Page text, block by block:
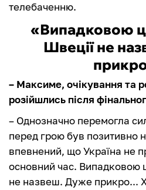
телебаченню.
«Випадковою
Швеції не
– Максиме, очікування та
розійшлись після
– Однозначно перемогла
перед грою був позитивно
впевнений, що Україна не
основний час. Випадковою
не назвеш. Дуже прикро...